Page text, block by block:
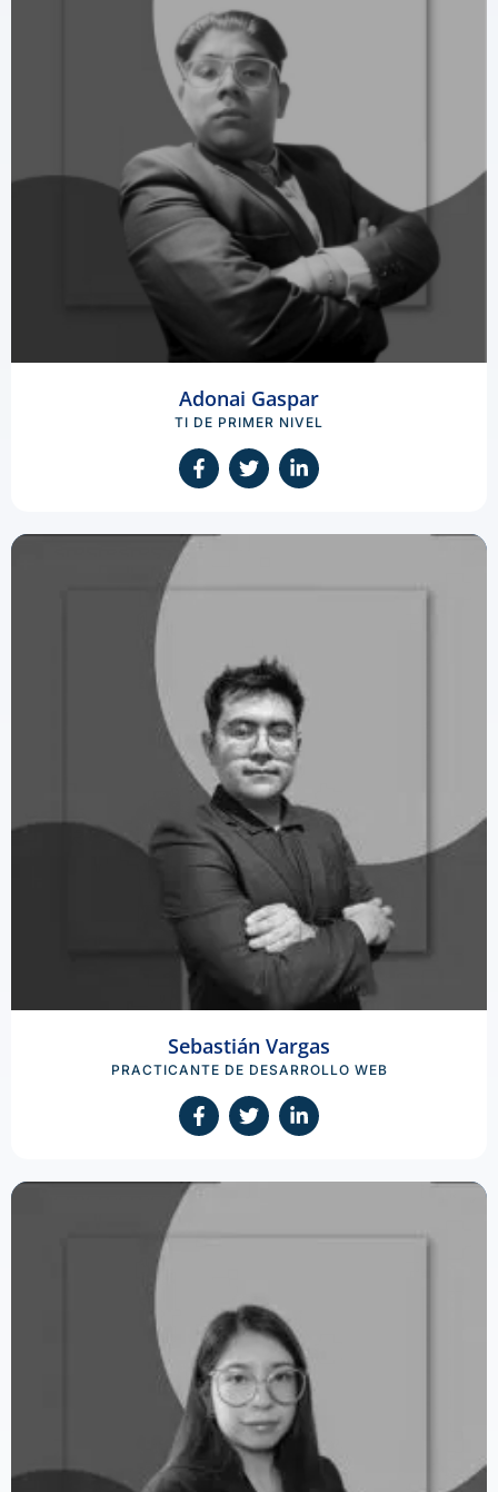
Adonai Gaspar
TI DE PRIMER NIVEL
Sebastián Vargas
PRACTICANTE DE DESARROLLO WEB